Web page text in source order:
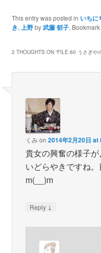
This entry was posted in いちに
き, 上野by武藤 郁子. Bookmark
2 THOUGHTS ON “FILE.60 うさぎや
くみon 2014年2月20日 at
貴女の興奮の様子
いどらやきですね
m(__)m
Reply ↓